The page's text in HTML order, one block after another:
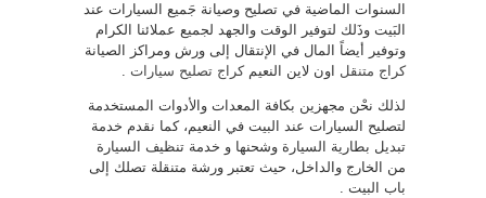
السنوات الماضية في تصليح وصيانة جَميع السيارات عند
البَيت وذَلك لتوفير الوقت والجهد لجميع عملائنا الكرام
وتوفير أيضاً المال في الإنتقال إلى ورش ومراكز الصيانة
كراج متنقل اون لاين النعيمكراج تصليح سيارات .
لذلك نحْن مجهزين بكافة المعدات والأدوات المستخدمة
لتصليح السيارات عند البيت في النعيم، كما نقدم خدمة
تبديل بطارية السيارة وشحنها و خدمة تنظيف السيارة
من الخارج والداخل، حيث تعتبر ورشة متنقلة تصلك إلى
باب البيت .